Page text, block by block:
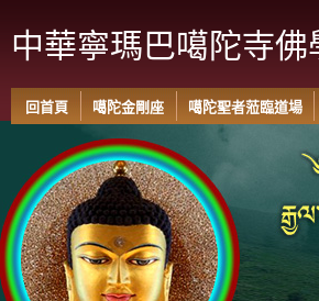
中華寧瑪巴噶陀寺
回首頁 噶陀金剛座 噶陀聖者蒞臨道場